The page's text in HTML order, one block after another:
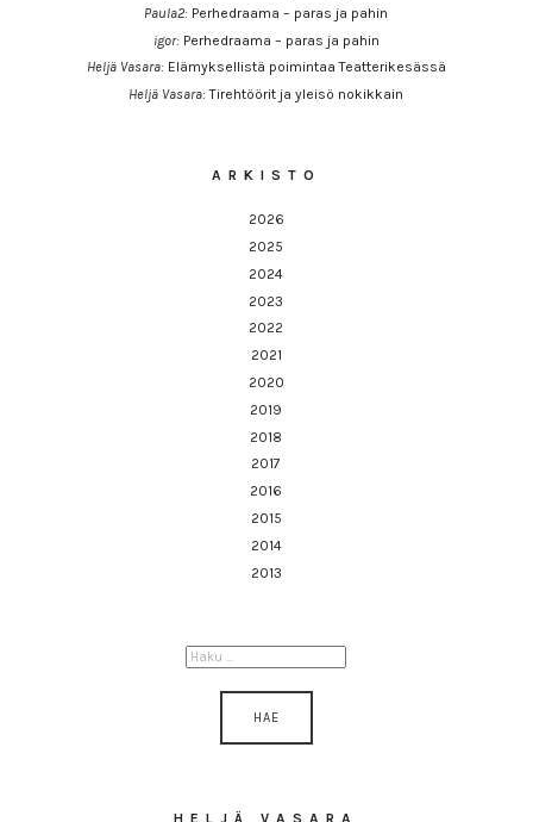
Paula2: Perhedraama – paras ja pahin
igor: Perhedraama – paras ja pahin
Heljä Vasara: Elämyksellistä poimintaa Teatterikesässä
Heljä Vasara:Tirehtöörit ja yleisö nokikkain
ARKISTO
2026
2025
2024
2023
2022
2021
2020
2019
2018
2017
2016
2015
2014
2013
HAKU:
HELJÄ VASARA